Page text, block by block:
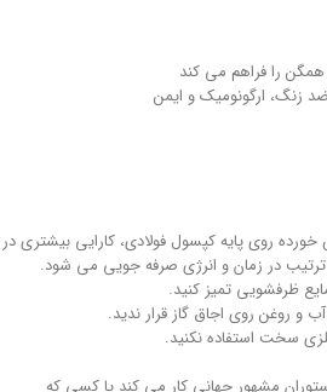
را فراهم می کند
زنگ، ارگونومیک و ایمن
روی پایه کپسول فولادی، کارایی بیشتری در
ترتیب در زمان و انرژی صرفه جویی می شود.
ظرفشویی تمیز کنید.
و روغن روی اجاق گاز قرار ندید.
سخت استفاده نکنید.
مشهور جهانی کار می کند یا کسی که